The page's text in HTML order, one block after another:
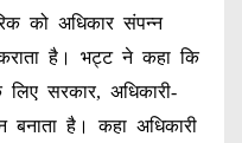
को अधिकार संपन्न
है। भट्ट ने कहा कि
सरकार, अधिकारी-
बनाता है। कहा अधिकारी